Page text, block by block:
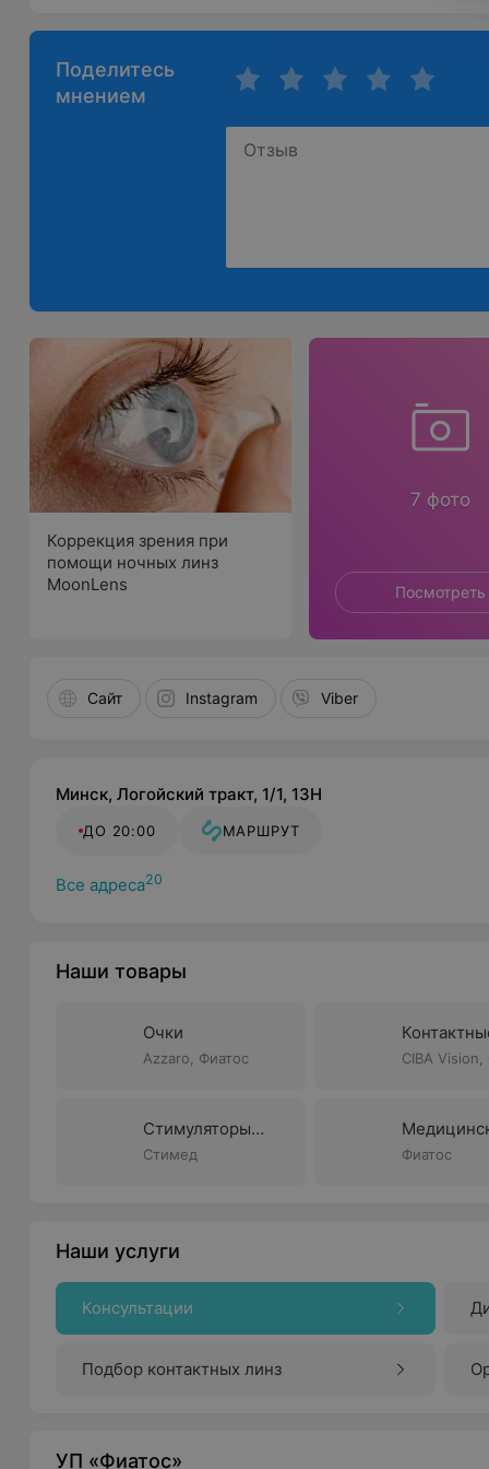
Поделитесь
мнением
Коррекция зрения при
помощи ночных линз
MoonLens
7 фото
Посмотреть
Сайт Instagram Viber
Минск, Логойский тракт, 1/1, 13H
ДО 20:00 МАРШРУТ
Все адреса20
Наши товары
Очки
Azzaro, Фиатос
линзы
CIBA Vision,
(Alcon),
Bausch+Lomb
Стимуляторы
зрения
Стимед Фиатос
Наши услуги
Консультации
Подбор контактных линз
УП «Фиатос»